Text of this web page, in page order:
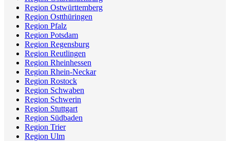
Region Ostwürttemberg
Region Ostthüringen
Region Pfalz
Region Potsdam
Region Regensburg
Region Reutlingen
Region Rheinhessen
Region Rhein-Neckar
Region Rostock
Region Schwaben
Region Schwerin
Region Stuttgart
Region Südbaden
Region Trier
Region Ulm